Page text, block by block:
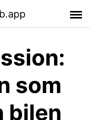
som
bilen